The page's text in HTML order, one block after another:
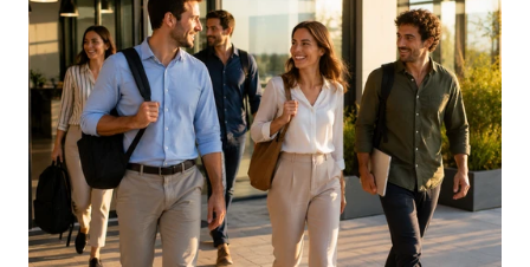
previste ad agosto).
lettura, assicurando che ogni collaboratore, inclusi i trasfertisti
o chi opera in smart working, sia informato tempestivamente.